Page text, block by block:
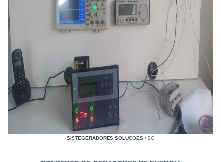
SISTEGERADORES SOLUCOES / SC